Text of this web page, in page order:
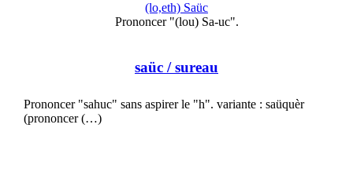
(lo,eth) Saüc
Prononcer "(lou) Sa-uc".
saüc / sureau
Prononcer "sahuc" sans aspirer le "h". variante : saüquèr
(prononcer (…)